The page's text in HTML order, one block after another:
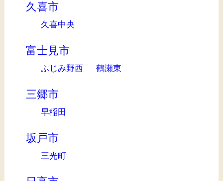
久喜市
久喜中央
富士見市
ふじみ野西 鶴瀬東
三郷市
早稲田
坂戸市
三光町